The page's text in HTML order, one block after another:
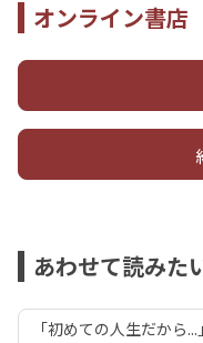
オンライン書店
あわせて読みた
「初めての人生だから